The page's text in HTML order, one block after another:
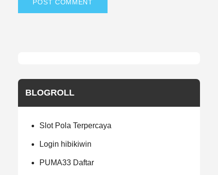
BLOGROLL
Slot Pola Terpercaya
Login hibikiwin
PUMA33 Daftar